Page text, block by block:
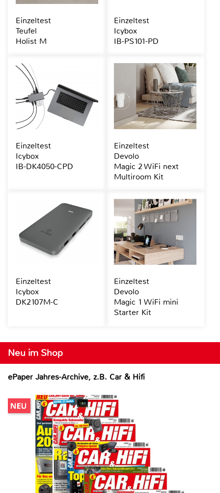
Neu im Shop
ePaper Jahres-Archive, z.B. Car & Hifi
Einzeltest
Teufel
Holist M
Einzeltest
Icybox
IB-PS101-PD
Einzeltest
Icybox
IB-DK4050-CPD
Einzeltest
Devolo
Magic 2 WiFi next
Multiroom Kit
Einzeltest
Icybox
DK2107M-C
Einzeltest
Devolo
Magic 1 WiFi mini
Starter Kit